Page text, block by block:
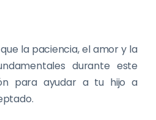
la paciencia, el amor y la
durante este
para ayudar a tu hijo a